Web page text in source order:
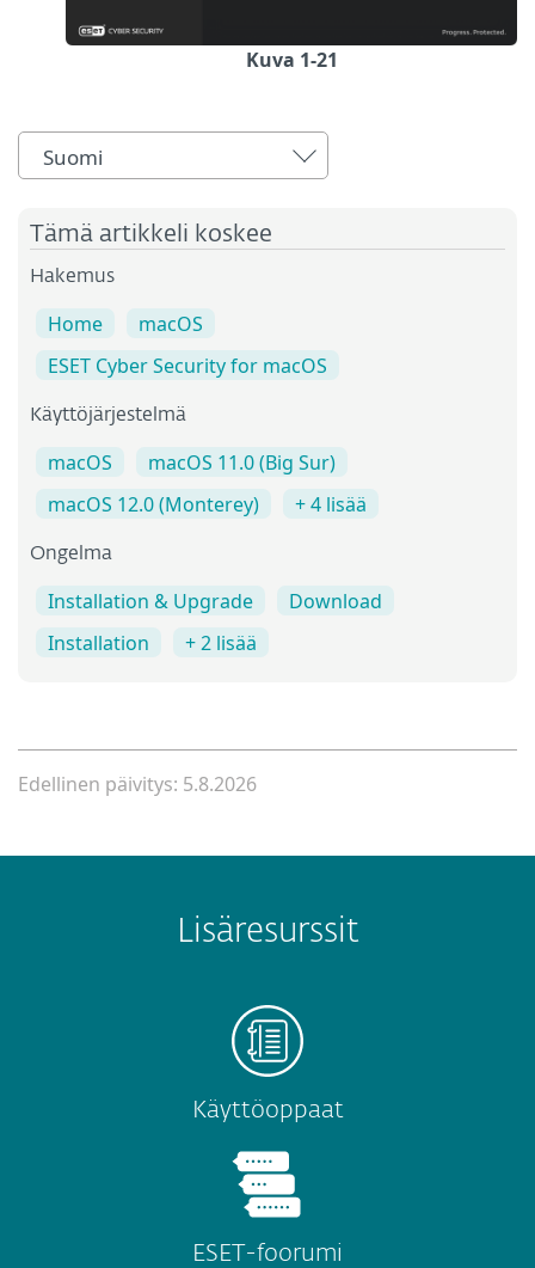
Kuva 1-21
Suomi
Tämä artikkeli koskee
Hakemus
Home
macOS
ESET Cyber Security for macOS
Käyttöjärjestelmä
macOS
macOS 11.0 (Big Sur)
macOS 12.0 (Monterey)
+ 4 lisää
Ongelma
Installation & Upgrade
Download
Installation
+ 2 lisää
Edellinen päivitys: 5.8.2026
Lisäresurssit
Käyttöoppaat
ESET-foorumi